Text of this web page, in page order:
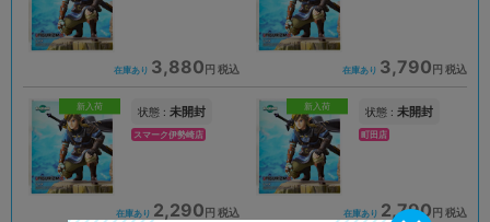
在庫あり 3,880円 税込 在庫あり 3,790円 税込
新入荷 状態 : 未開封
スマーク伊勢崎店
在庫あり 2,290円 税込
新入荷 状態 : 未開封
町田店
在庫あり 2,790円 税込